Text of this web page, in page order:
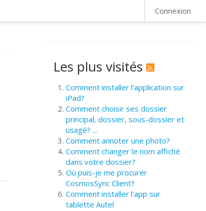
Connexion
Les plus visités
Comment installer l'application sur
iPad?
Comment choisir ses dossier
principal, dossier, sous-dossier et
usagé? ...
Comment annoter une photo?
Comment changer le nom affiché
dans votre dossier?
Où puis-je me procurer
CosmosSync Client?
Comment installer l'app sur
tablette Autel